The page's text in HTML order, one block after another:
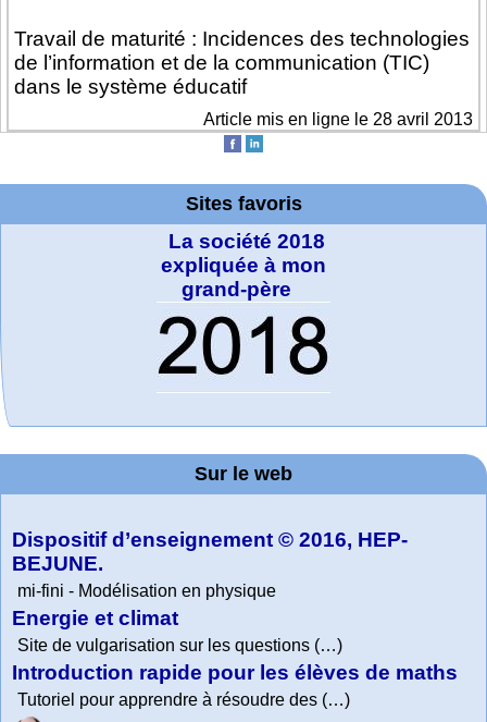
Travail de maturité : Incidences des technologies
de l’information et de la communication (TIC)
dans le système éducatif
Article mis en ligne le 28 avril 2013
Sites favoris
TED Talks
La société 2018
expliquée à mon
grand-père
Wolfram
Demonstrations
Project. College
Physics
Online math
practice and
lessons
Arts-Scènes
WolframTones :
Generate a
Composition
MATHCURVE.CO
M
Wolfram web
resources
Wolfram
Education Portal
Wolfram
Mathematica
Tutorial
Collection
Sur le web
Dispositif d’enseignement © 2016, HEP-
BEJUNE.
mi-fini - Modélisation en physique
Energie et climat
Site de vulgarisation sur les questions (…)
Introduction rapide pour les élèves de maths
Tutoriel pour apprendre à résoudre des (…)